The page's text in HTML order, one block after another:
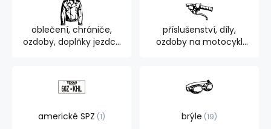
oblečení, chrániče,
ozdoby, doplňky jezdce
příslušenství, díly,
ozdoby na motocykl
americké SPZ 1 brýle 19